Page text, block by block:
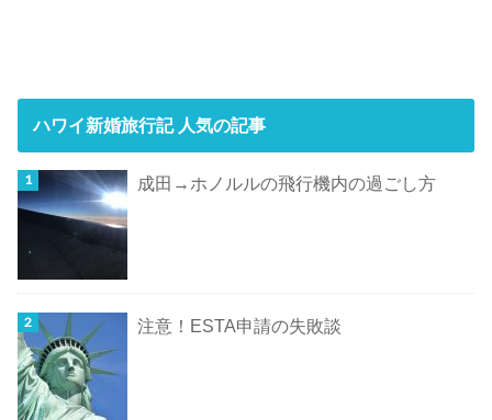
ハワイ新婚旅行記 人気の記事
成田→ホノルルの飛行機内の過ごし方
注意！ESTA申請の失敗談